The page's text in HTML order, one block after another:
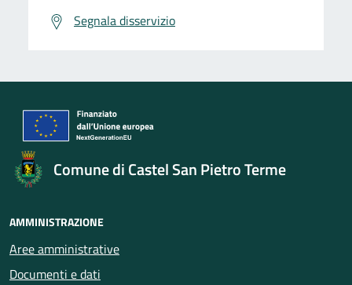
Segnala disservizio
Comune di Castel San Pietro Terme
AMMINISTRAZIONE
Aree amministrative
Documenti e dati